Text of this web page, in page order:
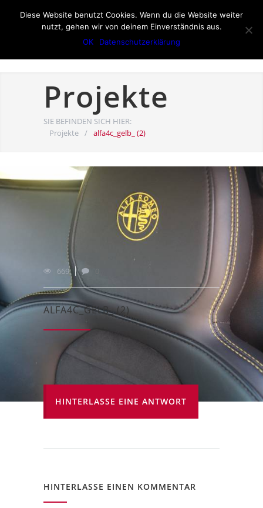
Projekte
SIE BEFINDEN SICH HIER:
Projekte / alfa4c_gelb_ (2)
669
ALFA4C_GELB_ (2)
HINTERLASSE EINE ANTWORT
HINTERLASSE EINEN KOMMENTAR
Diese Website benutzt Cookies. Wenn du die Website weiter
nutzt, gehen wir von deinem Einverständnis aus.
OK
Datenschutzerklärung